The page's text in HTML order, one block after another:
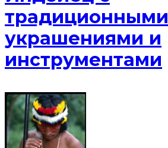
традиционными
украшениями и
инструментами